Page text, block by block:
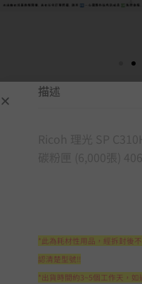
描述
*此為耗材性用品，經拆封後
認清楚型號!!
*出貨時間約3~5個工作天，